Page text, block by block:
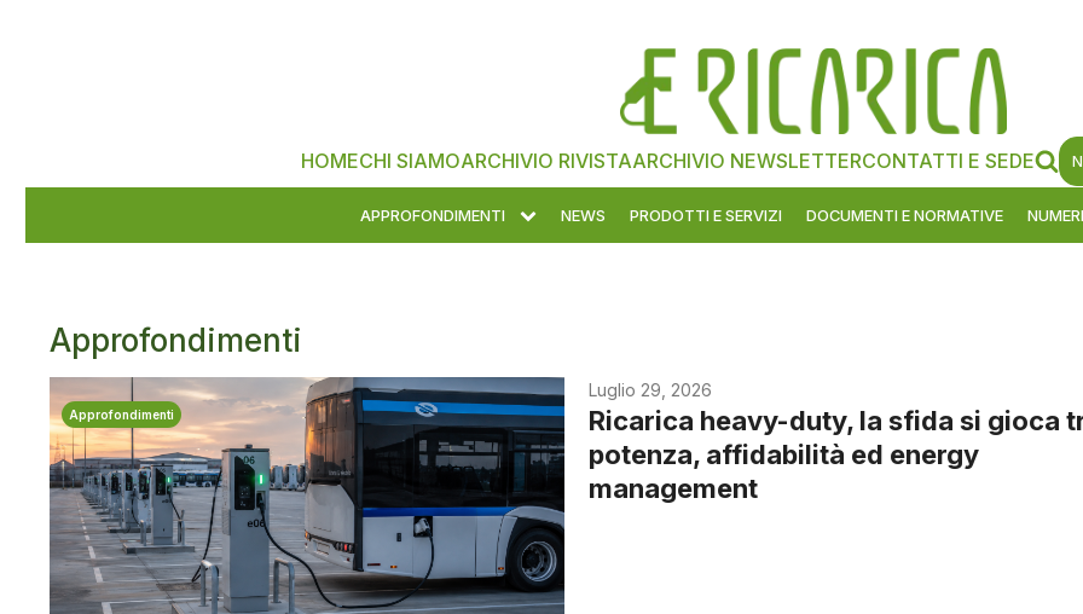
HOMECHI SIAMOARCHIVIO RIVISTAARCHIVIO NEWSLETTERCONTATTI E SEDE
APPROFONDIMENTI NEWS PRODOTTI E SERVIZI DOCUMENTI E NORMATIVE
Approfondimenti
Approfondimenti
Luglio 29, 2026
Ricarica heavy-duty, la sfida si gioca
potenza, affidabilità ed energy
management